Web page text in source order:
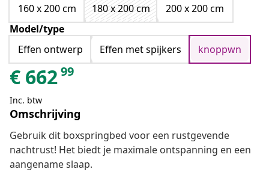
160 x 200 cm
180 x 200 cm
200 x 200 cm
Model/type
Effen ontwerp
Effen met spijkers knoppwn
€ 66299
Inc. btw
Omschrijving
Gebruik dit boxspringbed voor een rustgevende
nachtrust! Het biedt je maximale ontspanning en een
aangename slaap.